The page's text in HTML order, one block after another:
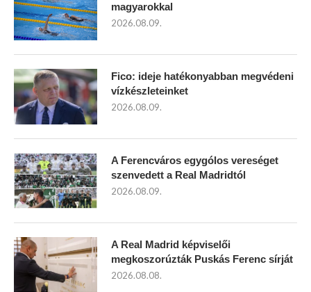
magyarokkal
2026.08.09.
Fico: ideje hatékonyabban megvédeni
vízkészleteinket
2026.08.09.
A Ferencváros egygólos vereséget
szenvedett a Real Madridtól
2026.08.09.
A Real Madrid képviselői
megkoszorúzták Puskás Ferenc sírját
2026.08.08.